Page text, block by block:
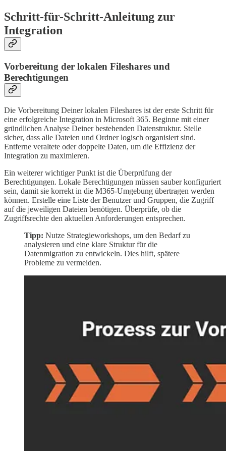
Schritt-für-Schritt-Anleitung zur
Integration
Vorbereitung der lokalen Fileshares und
Berechtigungen
Die Vorbereitung Deiner lokalen Fileshares ist der erste Schritt für
eine erfolgreiche Integration in Microsoft 365. Beginne mit einer
gründlichen Analyse Deiner bestehenden Datenstruktur. Stelle
sicher, dass alle Dateien und Ordner logisch organisiert sind.
Entferne veraltete oder doppelte Daten, um die Effizienz der
Integration zu maximieren.
Ein weiterer wichtiger Punkt ist die Überprüfung der
Berechtigungen. Lokale Berechtigungen müssen sauber konfiguriert
sein, damit sie korrekt in die M365-Umgebung übertragen werden
können. Erstelle eine Liste der Benutzer und Gruppen, die Zugriff
auf die jeweiligen Dateien benötigen. Überprüfe, ob die
Zugriffsrechte den aktuellen Anforderungen entsprechen.
Tipp: Nutze Strategieworkshops, um den Bedarf zu
analysieren und eine klare Struktur für die
Datenmigration zu entwickeln. Dies hilft, spätere
Probleme zu vermeiden.